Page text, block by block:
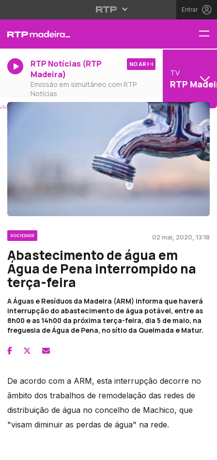
Entrar
RTP Notícias (RTP
Madeira)
Emissão em simultâneo com RTP
Notícias
NO AR
TV
RTP
SOCIEDADE 02 mai, 2020, 13:18
Abastecimento de água em
Água de Pena interrompido na
terça-feira
A Águas e Resíduos da Madeira (ARM) informa que haverá
interrupção do abastecimento de água potável, entre as
8h00 e as 14h00 da próxima terça-feira, dia 5 de maio, na
freguesia de Água de Pena, no sítio da Queimada e Matur.
De acordo com a ARM, esta interrupção decorre no
âmbito dos trabalhos de remodelação das redes de
distribuição de água no concelho de Machico, que
"visam diminuir as perdas de água" na rede.